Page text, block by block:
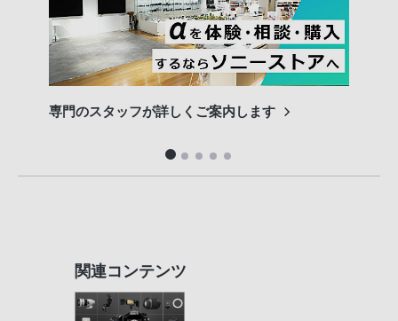
専門のスタッフが詳しくご案内します
関連コンテンツ